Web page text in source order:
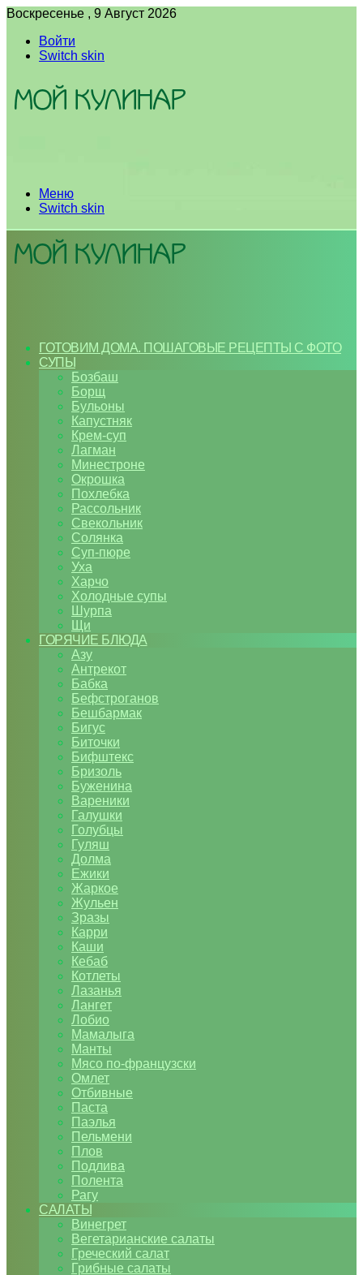
Воскресенье , 9 Август 2026
Войти
Switch skin
Меню
Switch skin
ГОТОВИМ ДОМА. ПОШАГОВЫЕ РЕЦЕПТЫ С ФОТО
СУПЫ
Бозбаш
Борщ
Бульоны
Капустняк
Крем-суп
Лагман
Минестроне
Окрошка
Похлебка
Рассольник
Свекольник
Солянка
Суп-пюре
Уха
Харчо
Холодные супы
Шурпа
Щи
ГОРЯЧИЕ БЛЮДА
Азу
Антрекот
Бабка
Бефстроганов
Бешбармак
Бигус
Биточки
Бифштекс
Бризоль
Буженина
Вареники
Галушки
Голубцы
Гуляш
Долма
Ежики
Жаркое
Жульен
Зразы
Карри
Каши
Кебаб
Котлеты
Лазанья
Лангет
Лобио
Мамалыга
Манты
Мясо по-французски
Омлет
Отбивные
Паста
Паэлья
Пельмени
Плов
Подлива
Полента
Рагу
САЛАТЫ
Винегрет
Вегетарианские салаты
Греческий салат
Грибные салаты